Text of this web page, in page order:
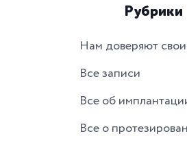
Рубрики
Нам доверяют
Все записи
Все об
Все о